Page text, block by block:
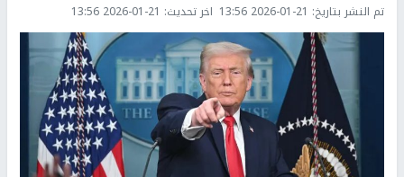
تم النشر بتاريخ: 2026-01-21 13:56 اخر تحديث: 2026-01-21 13:56